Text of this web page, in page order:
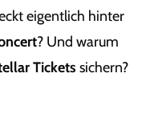
eigentlich hinter
? Und warum
Tickets sichern?